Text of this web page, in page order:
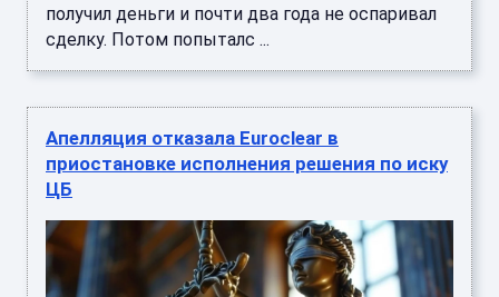
получил деньги и почти два года не оспаривал
сделку. Потом попыталс ...
Апелляция отказала Euroclear в
приостановке исполнения решения по иску
ЦБ